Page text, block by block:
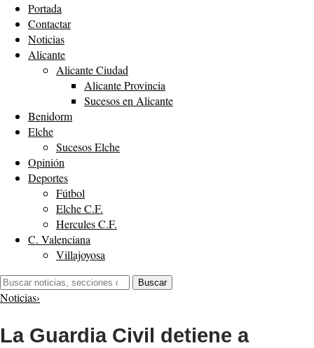
Portada
Contactar
Noticias
Alicante
Alicante Ciudad
Alicante Provincia
Sucesos en Alicante
Benidorm
Elche
Sucesos Elche
Opinión
Deportes
Fútbol
Elche C.F.
Hercules C.F.
C. Valenciana
Villajoyosa
Buscar:
Buscar
Noticias›
La Guardia Civil detiene a